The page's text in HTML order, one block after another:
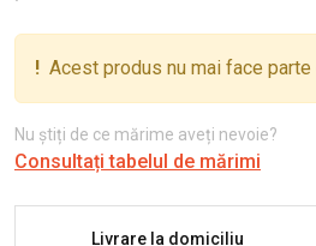
! Acest produs nu mai face
Nu știți de ce mărime aveți nevoie?
Consultați tabelul de mărimi
Livrare la domiciliu